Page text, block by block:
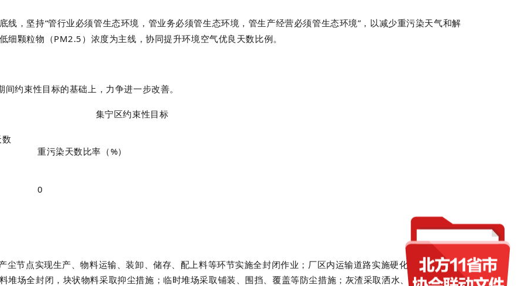
线，坚持“管行业必须管生态环境，管业务必须管生态环境，管生产经营必须管生态环境” ，以减少重污染天气和解
细颗粒物（PM2.5 ）浓度为主线，协同提升环境空气优良天数比例。
间约束性目标的基础上，力争进一步改善。
集宁区约束性目标
重污染天数比率（%）
0
尘节点实现生产、物料运输、装卸、储存、配上料等环节实施全封闭作业；厂区内运输道路实施硬化、绿化措施、
堆场全封闭，块状物料采取抑尘措施；临时堆场采取铺装、围挡、覆盖等防尘措施；灰渣采取洒水、喷淋、贮存于